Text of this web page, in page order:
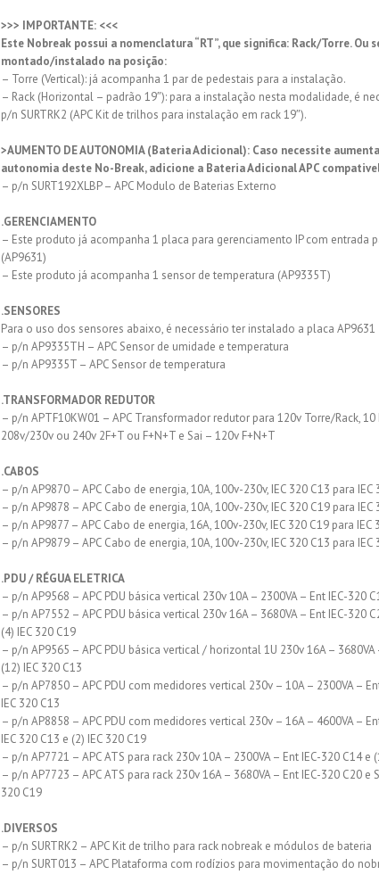
>>> IMPORTANTE: <<<
Este Nobreak possui a nomenclatura “RT”, que significa: Rack/Torre. Ou
montado/instalado na posição:
– Torre (Vertical): já acompanha 1 par de pedestais para a instalação.
– Rack (Horizontal – padrão 19″): para a instalação nesta modalidade, é
p/n SURTRK2 (APC Kit de trilhos para instalação em rack 19″).
>AUMENTO DE AUTONOMIA (Bateria Adicional): Caso necessite
autonomia deste No-Break, adicione a Bateria Adicional APC
– p/n SURT192XLBP – APC Modulo de Baterias Externo
.GERENCIAMENTO
– Este produto já acompanha 1 placa para gerenciamento IP com entrada
(AP9631)
– Este produto já acompanha 1 sensor de temperatura (AP9335T)
.SENSORES
Para o uso dos sensores abaixo, é necessário ter instalado a placa AP9631
– p/n AP9335TH – APC Sensor de umidade e temperatura
– p/n AP9335T – APC Sensor de temperatura
.TRANSFORMADOR REDUTOR
– p/n APTF10KW01 – APC Transformador redutor para 120v Torre/Rack, 10
208v/230v ou 240v 2F+T ou F+N+T e Sai – 120v F+N+T
.CABOS
– p/n AP9870 – APC Cabo de energia, 10A, 100v-230v, IEC 320 C13 para IEC
– p/n AP9878 – APC Cabo de energia, 10A, 100v-230v, IEC 320 C19 para IEC
– p/n AP9877 – APC Cabo de energia, 16A, 100v-230v, IEC 320 C19 para IEC
– p/n AP9879 – APC Cabo de energia, 10A, 100v-230v, IEC 320 C13 para IEC
.PDU / RÉGUA ELETRICA
– p/n AP9568 – APC PDU básica vertical 230v 10A – 2300VA – Ent IEC-320
– p/n AP7552 – APC PDU básica vertical 230v 16A – 3680VA – Ent IEC-320
(4) IEC 320 C19
– p/n AP9565 – APC PDU básica vertical / horizontal 1U 230v 16A – 3680VA
(12) IEC 320 C13
– p/n AP7850 – APC PDU com medidores vertical 230v – 10A – 2300VA –
IEC 320 C13
– p/n AP8858 – APC PDU com medidores vertical 230v – 16A – 4600VA –
IEC 320 C13 e (2) IEC 320 C19
– p/n AP7721 – APC ATS para rack 230v 10A – 2300VA – Ent IEC-320 C14 e
– p/n AP7723 – APC ATS para rack 230v 16A – 3680VA – Ent IEC-320 C20 e
320 C19
.DIVERSOS
– p/n SURTRK2 – APC Kit de trilho para rack nobreak e módulos de bateria
– p/n SURT013 – APC Plataforma com rodízios para movimentação do